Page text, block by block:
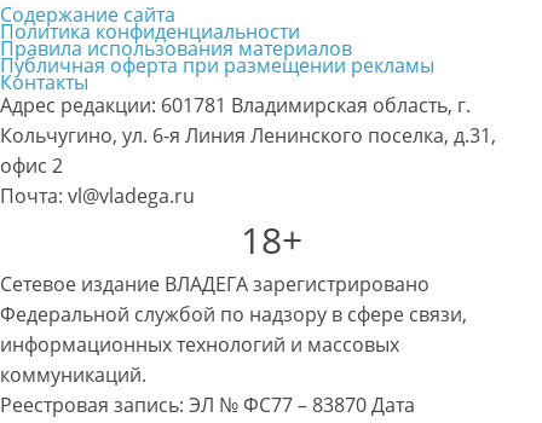
Содержание сайта
Политика конфиденциальности
Правила использования материалов
Публичная оферта при размещении рекламы
Контакты
Адрес редакции: 601781 Владимирская область, г.
Кольчугино, ул. 6-я Линия Ленинского поселка, д.31,
офис 2
Почта: vl@vladega.ru
18+
Сетевое издание ВЛАДЕГА зарегистрировано
Федеральной службой по надзору в сфере связи,
информационных технологий и массовых
коммуникаций.
Реестровая запись: ЭЛ № ФС77 – 83870 Дата